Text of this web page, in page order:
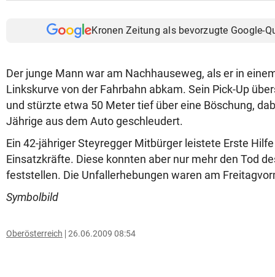
Kronen Zeitung als bevorzugte Google-
Der junge Mann war am Nachhauseweg, als er in
Linkskurve von der Fahrbahn abkam. Sein Pick-Up
und stürzte etwa 50 Meter tief über eine Böschung,
Jährige aus dem Auto geschleudert.
Ein 42-jähriger Steyregger Mitbürger leistete Erste
Einsatzkräfte. Diese konnten aber nur mehr den Tod
feststellen. Die Unfallerhebungen waren am
Symbolbild
Oberösterreich 26.06.2009 08:54